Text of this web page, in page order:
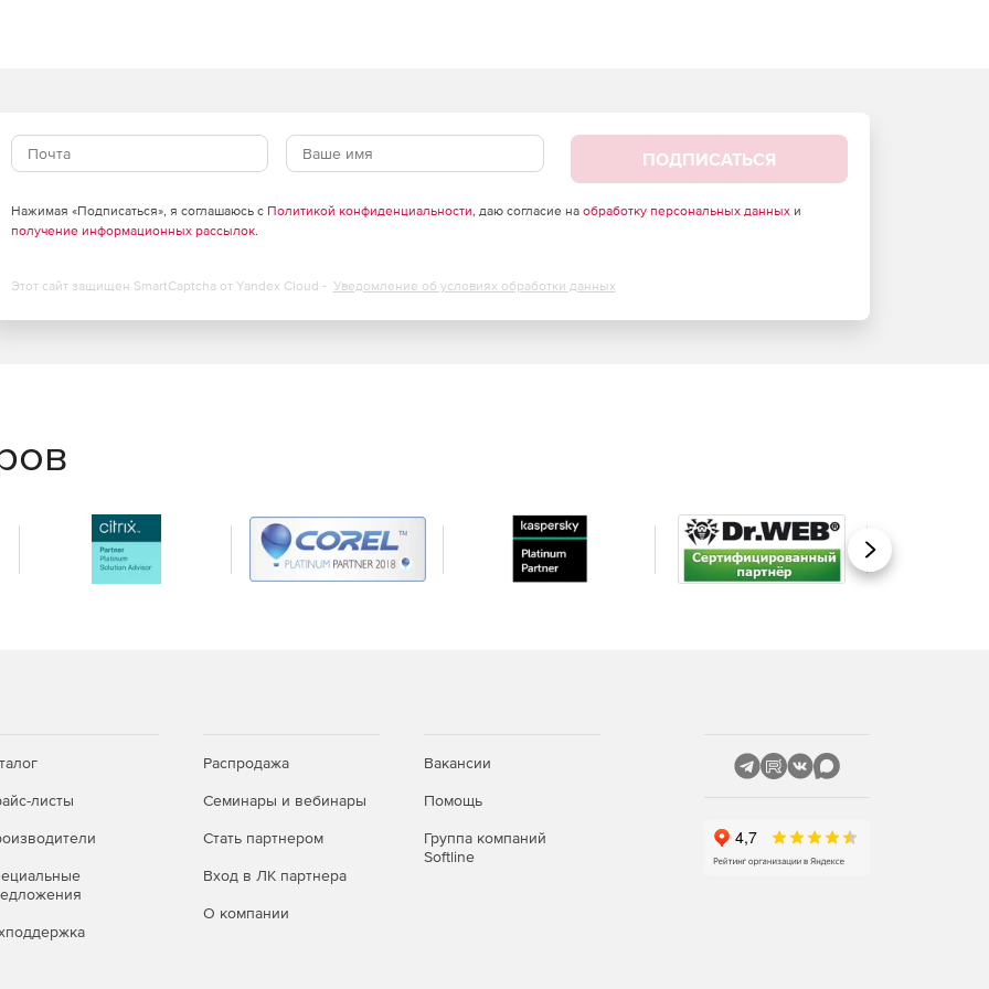
электронной подписи и паролям.
высокого уровня безопасности.
через единую административную консоль.
для разных групп пользователей.
объёмах данных.
и соответствие требованиям законодательства РФ
и стандартов информационной
ПОДПИСАТЬСЯ
Нажимая «Подписаться», я соглашаюсь с Политикой конфиденциальности, даю согласие на обработку персональных данныхи
получение информационных рассылок.
Этот сайт защищен SmartCaptcha от Yandex Cloud - Уведомление об условиях обработки данных
Вперед
листы
Распродажа
Семинары и вебинары
Стать партнером
Вход в ЛК партнера
О компании
Вакансии
Помощь
Группа компаний
Softline